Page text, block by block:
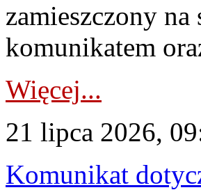
zamieszczony
komunikatem
Więcej...
21 lipca 2026,
Komunikat